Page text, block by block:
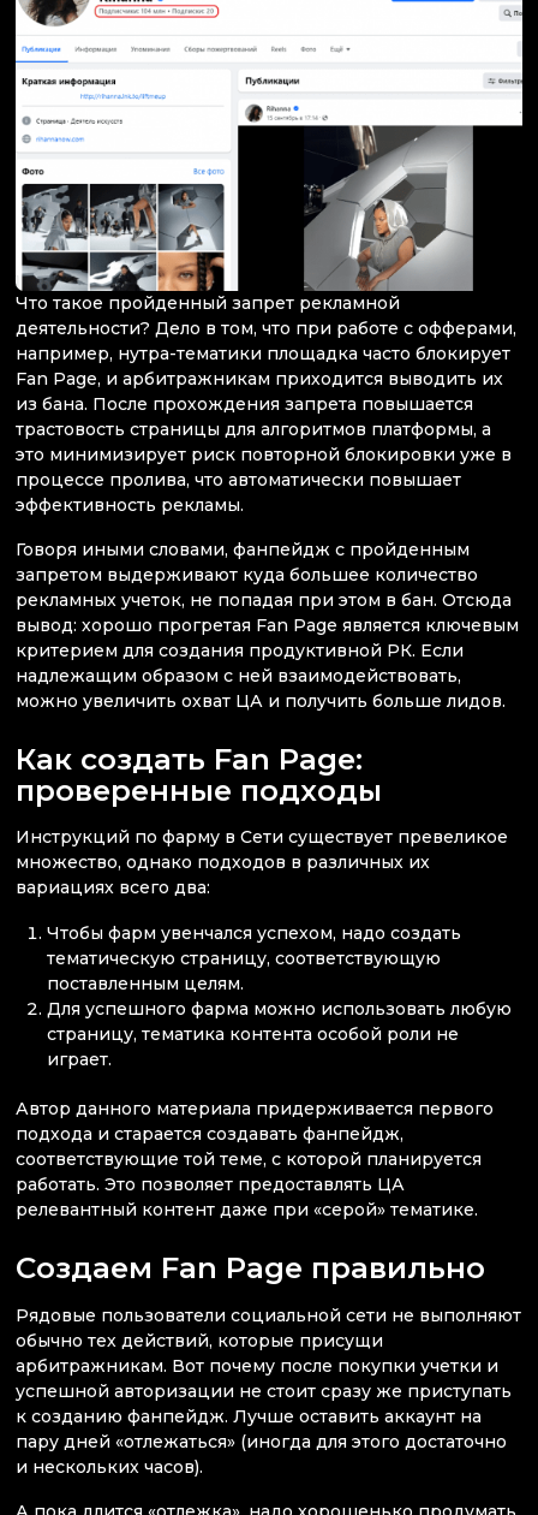
Что такое пройденный запрет рекламной
деятельности? Дело в том, что при работе с офферами,
например, нутра-тематики площадка часто блокирует
Fan Page, и арбитражникам приходится выводить их
из бана. После прохождения запрета повышается
трастовость страницы для алгоритмов платформы, а
это минимизирует риск повторной блокировки уже в
процессе пролива, что автоматически повышает
эффективность рекламы.
Говоря иными словами, фанпейдж с пройденным
запретом выдерживают куда большее количество
рекламных учеток, не попадая при этом в бан. Отсюда
вывод: хорошо прогретая Fan Page является ключевым
критерием для создания продуктивной РК. Если
надлежащим образом с ней взаимодействовать,
можно увеличить охват ЦА и получить больше лидов.
Как создать Fan Page:
проверенные подходы
Инструкций по фарму в Сети существует превеликое
множество, однако подходов в различных их
вариациях всего два:
Чтобы фарм увенчался успехом, надо создать
тематическую страницу, соответствующую
поставленным целям.
Для успешного фарма можно использовать любую
страницу, тематика контента особой роли не
играет.
Автор данного материала придерживается первого
подхода и старается создавать фанпейдж,
соответствующие той теме, с которой планируется
работать. Это позволяет предоставлять ЦА
релевантный контент даже при «серой» тематике.
Создаем Fan Page правильно
Рядовые пользователи социальной сети не выполняют
обычно тех действий, которые присущи
арбитражникам. Вот почему после покупки учетки и
успешной авторизации не стоит сразу же приступать
к созданию фанпейдж. Лучше оставить аккаунт на
пару дней «отлежаться» (иногда для этого достаточно
и нескольких часов).